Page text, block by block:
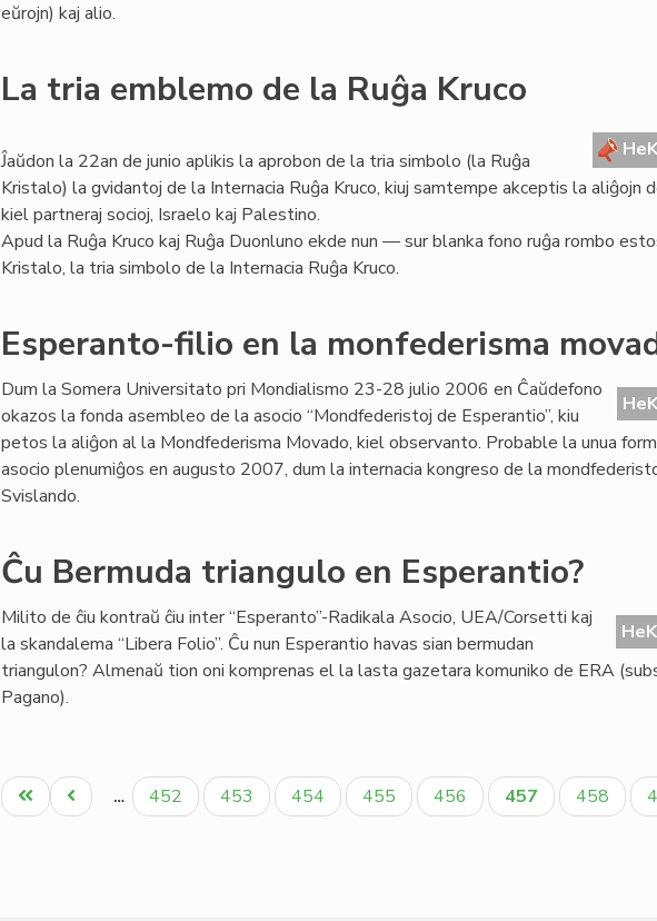
eŭrojn) kaj alio.
La tria emblemo de la Ruĝa Kruco
Ĵaŭdon la 22an de junio aplikis la aprobon de la tria simbolo (la Ruĝa
Kristalo) la gvidantoj de la Internacia Ruĝa Kruco, kiuj samtempe akceptis la aliĝojn
kiel partneraj socioj, Israelo kaj Palestino.
Apud la Ruĝa Kruco kaj Ruĝa Duonluno ekde nun — sur blanka fono ruĝa rombo
Kristalo, la tria simbolo de la Internacia Ruĝa Kruco.
Esperanto-filio en la monfederisma
Dum la Somera Universitato pri Mondialismo 23-28 julio 2006 en Ĉaŭdefono
okazos la fonda asembleo de la asocio “Mondfederistoj de Esperantio”, kiu
petos la aliĝon al la Mondfederisma Movado, kiel observanto. Probable la unua
asocio plenumiĝos en augusto 2007, dum la internacia kongreso de la
Svislando.
Ĉu Bermuda triangulo en Esperantio?
Milito de ĉiu kontraŭ ĉiu inter “Esperanto”-Radikala Asocio, UEA/Corsetti kaj
la skandalema “Libera Folio”. Ĉu nun Esperantio havas sian bermudan
triangulon? Almenaŭ tion oni komprenas el la lasta gazetara komuniko de ERA
Pagano).
Pagination
Unua
paĝo
Antaŭa
paĝo
… Paĝo
452 Paĝo
453 Paĝo
454 Paĝo
455 Paĝo
456
Aktuala
paĝo
457 Paĝo
458